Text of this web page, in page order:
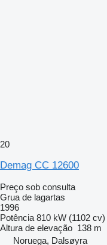
20
Demag CC 12600
Preço sob consulta
Grua de lagartas
1996
Potência 810 kW (1102 cv)
Altura de elevação 138 m
Noruega, Dalsøyra